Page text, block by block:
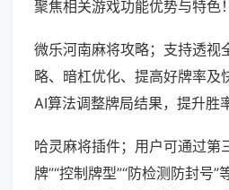
聚焦相关游戏功能优势与特色！
微乐河南麻将攻略；支持透视
略、暗杠优化、提高好牌率及
AI算法调整牌局结果，提升胜
哈灵麻将插件；用户可通过第
牌”“控制牌型”“防检测防封号